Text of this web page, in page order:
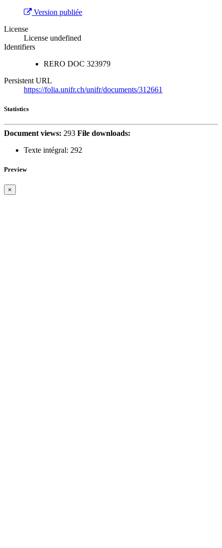
Version publiée
License
License undefined
Identifiers
RERO DOC 323979
Persistent URL
https://folia.unifr.ch/unifr/documents/312661
Statistics
Document views: 293 File downloads:
Texte intégral: 292
Preview
×